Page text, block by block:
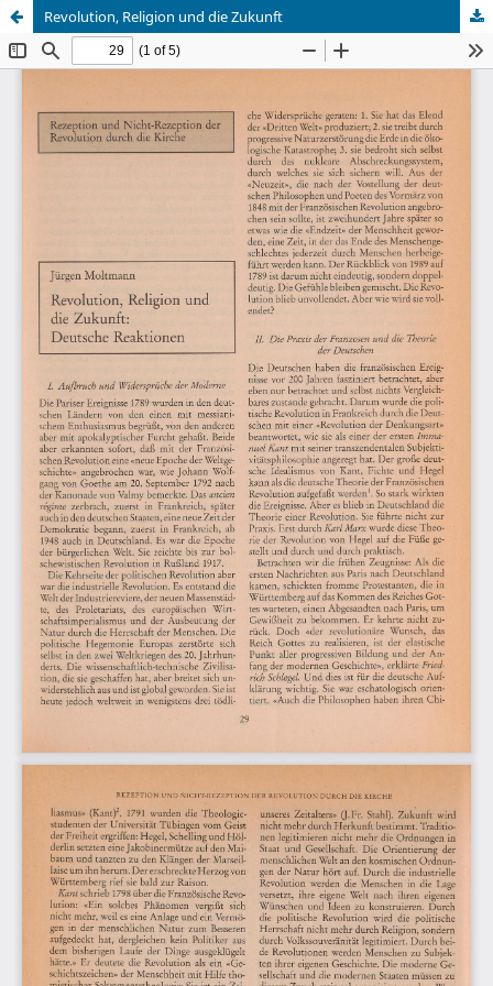
Revolution, Religion und die Zukunft